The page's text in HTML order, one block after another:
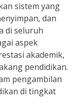
sistem yang
dan
di seluruh
aspek
akademik,
pendidikan.
pengambilan
di tingkat